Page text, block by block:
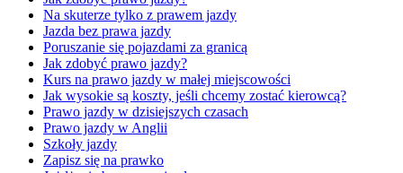
Na skuterze tylko z prawem jazdy
Jazda bez prawa jazdy
Poruszanie się pojazdami za granicą
Jak zdobyć prawo jazdy?
Kurs na prawo jazdy w małej miejscowości
Jak wysokie są koszty, jeśli chcemy zostać kierowcą?
Prawo jazdy w dzisiejszych czasach
Prawo jazdy w Anglii
Szkoły jazdy
Zapisz się na prawko